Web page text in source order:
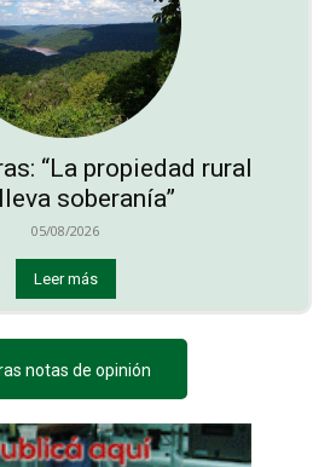
“La propiedad rural
soberanía”
05/08/2026
Leer más
notas de opinión